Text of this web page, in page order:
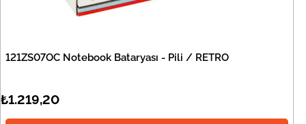
121ZS07OC Notebook Bataryası - Pili / RETRO
₺1.219,20